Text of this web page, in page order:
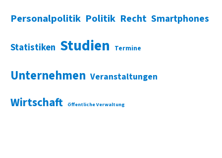
Personalpolitik Politik Recht Smartphones
Statistiken Studien Termine
Unternehmen Veranstaltungen
Wirtschaft Öffentliche Verwaltung